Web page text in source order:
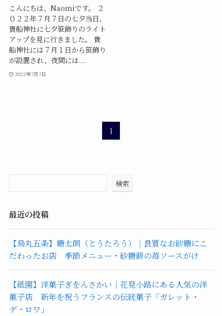
こんにちは、Naomiです。 ２
０２２年７月７日の七夕当日、
貴船神社に七夕笹飾りのライト
アップを見に行きました。 貴
船神社には７月１日から笹飾り
が設置され、夜間には...
2022年7月7日
1
検索
最近の投稿
【烏丸五条】糖太朗（とうたろう）｜良質なお砂糖にこ
だわったお店 季節メニュー・砂糖餅の苺ソースがけ
【祇園】洋菓子ぎをんさかい｜花見小路にある人気の洋
菓子店 新年を祝うフランスの伝統菓子「ガレット・
デ・ロワ」